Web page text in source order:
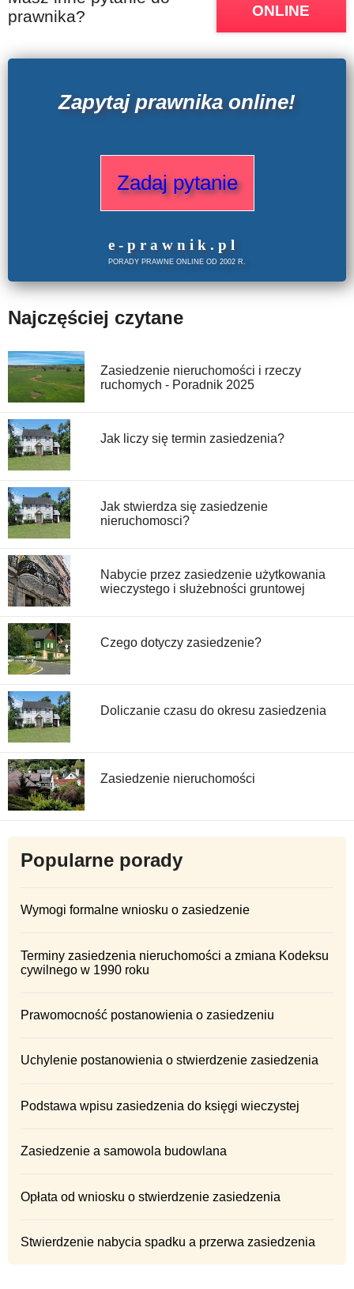
prawnika?
ONLINE
Zapytaj prawnika online!
Zadaj pytanie
e -prawnik . pl
PORADY PRAWNE ONLINE OD 2002 R.
Najczęściej czytane
Zasiedzenie nieruchomości i rzeczy
ruchomych - Poradnik 2025
Jak liczy się termin zasiedzenia?
Jak stwierdza się zasiedzenie
nieruchomosci?
Nabycie przez zasiedzenie użytkowania
wieczystego i służebności gruntowej
Czego dotyczy zasiedzenie?
Doliczanie czasu do okresu zasiedzenia
Zasiedzenie nieruchomości
Popularne porady
Wymogi formalne wniosku o zasiedzenie
Terminy zasiedzenia nieruchomości a zmiana Kodeksu
cywilnego w 1990 roku
Prawomocność postanowienia o zasiedzeniu
Uchylenie postanowienia o stwierdzenie zasiedzenia
Podstawa wpisu zasiedzenia do księgi wieczystej
Zasiedzenie a samowola budowlana
Opłata od wniosku o stwierdzenie zasiedzenia
Stwierdzenie nabycia spadku a przerwa zasiedzenia